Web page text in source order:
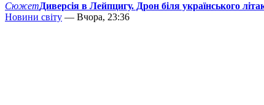
СюжетДиверсія в Лейпцигу. Дрон біля українського
Новини світу — Вчора, 23:36